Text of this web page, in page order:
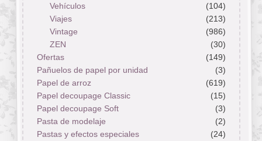
Vehículos
(104)
Viajes
(213)
Vintage
(986)
ZEN
(30)
Ofertas
(149)
Pañuelos de papel por unidad
(3)
Papel de arroz
(619)
Papel decoupage Classic
(15)
Papel decoupage Soft
(3)
Pasta de modelaje
(2)
Pastas y efectos especiales
(24)